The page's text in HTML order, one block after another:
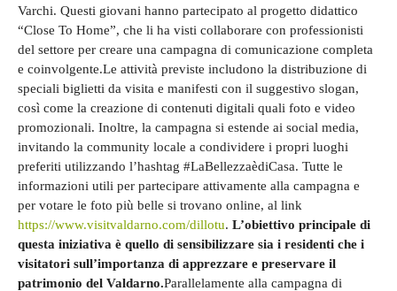
Varchi. Questi giovani hanno partecipato al progetto didattico
“Close To Home”, che li ha visti collaborare con professionisti
del settore per creare una campagna di comunicazione completa
e coinvolgente.Le attività previste includono la distribuzione di
speciali biglietti da visita e manifesti con il suggestivo slogan,
così come la creazione di contenuti digitali quali foto e video
promozionali. Inoltre, la campagna si estende ai social media,
invitando la community locale a condividere i propri luoghi
preferiti utilizzando l’hashtag #LaBellezzaèdiCasa. Tutte le
informazioni utili per partecipare attivamente alla campagna e
per votare le foto più belle si trovano online, al link
https://www.visitvaldarno.com/dillotu. L’obiettivo principale di
questa iniziativa è quello di sensibilizzare sia i residenti che i
visitatori sull’importanza di apprezzare e preservare il
patrimonio del Valdarno.Parallelamente alla campagna di